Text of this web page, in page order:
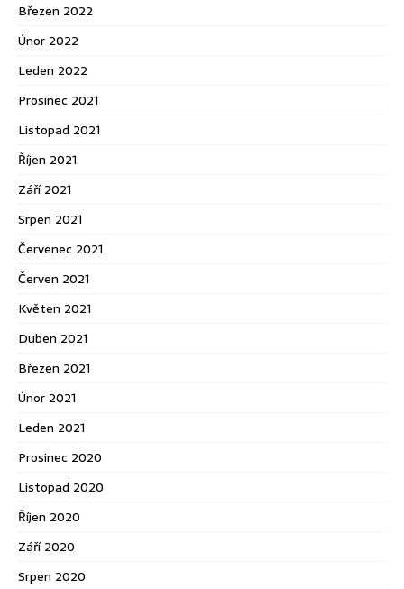
Březen 2022
Únor 2022
Leden 2022
Prosinec 2021
Listopad 2021
Říjen 2021
Září 2021
Srpen 2021
Červenec 2021
Červen 2021
Květen 2021
Duben 2021
Březen 2021
Únor 2021
Leden 2021
Prosinec 2020
Listopad 2020
Říjen 2020
Září 2020
Srpen 2020